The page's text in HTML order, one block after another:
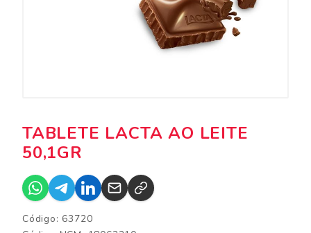
TABLETE LACTA AO LEITE
50,1GR
Código: 63720